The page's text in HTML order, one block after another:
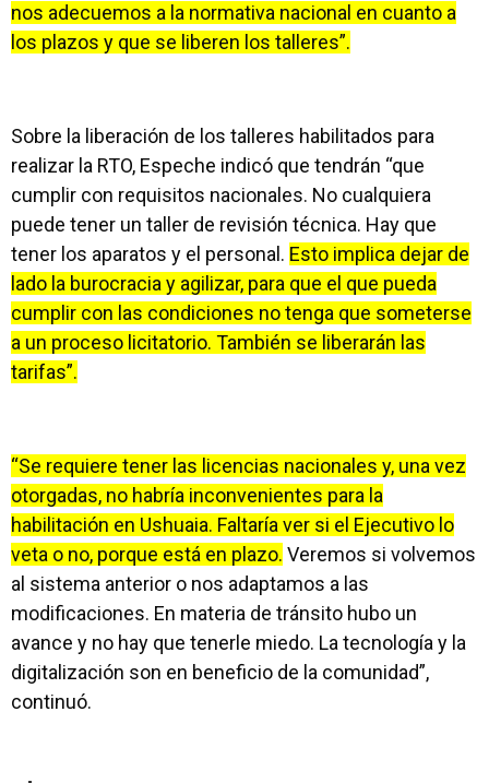
nos adecuemos a la normativa nacional en cuanto a
los plazos y que se liberen los talleres”.
Sobre la liberación de los talleres habilitados para
realizar la RTO, Espeche indicó que tendrán “que
cumplir con requisitos nacionales. No cualquiera
puede tener un taller de revisión técnica. Hay que
tener los aparatos y el personal. Esto implica dejar de
lado la burocracia y agilizar, para que el que pueda
cumplir con las condiciones no tenga que someterse
a un proceso licitatorio. También se liberarán las
tarifas”.
“Se requiere tener las licencias nacionales y, una vez
otorgadas, no habría inconvenientes para la
habilitación en Ushuaia. Faltaría ver si el Ejecutivo lo
veta o no, porque está en plazo. Veremos si volvemos
al sistema anterior o nos adaptamos a las
modificaciones. En materia de tránsito hubo un
avance y no hay que tenerle miedo. La tecnología y la
digitalización son en beneficio de la comunidad”,
continuó.